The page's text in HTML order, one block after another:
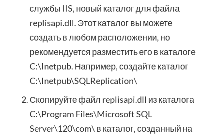
службы IIS, новый каталог для файла
replisapi.dll. Этот каталог вы можете
создать в любом расположении, но
рекомендуется разместить его в каталоге
C:\Inetpub. Например, создайте каталог
C:\Inetpub\SQLReplication\
Скопируйте файл replisapi.dll из каталога
C:\Program Files\Microsoft SQL
Server\120\com\ в каталог, созданный на